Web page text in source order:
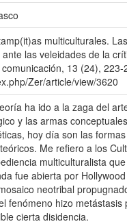
multiculturales.
las veleidades de la
13 (24), 223-
Zer/article/view/3620
ha ido a la zaga del
y las armas
hoy día son las
Me refiero a los
multiculturalista
fue abierta por
neotribal
fenómeno hizo metástasis
cierta disidencia.